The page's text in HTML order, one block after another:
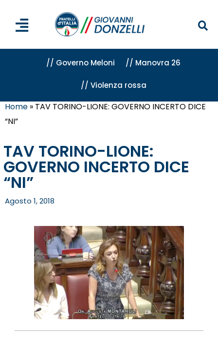
// Governo Meloni // Manovra 26
// Violenza rossa
Home » TAV TORINO-LIONE: GOVERNO INCERTO DICE
“NI”
TAV TORINO-LIONE:
GOVERNO INCERTO DICE
“NI”
Agosto 1, 2018